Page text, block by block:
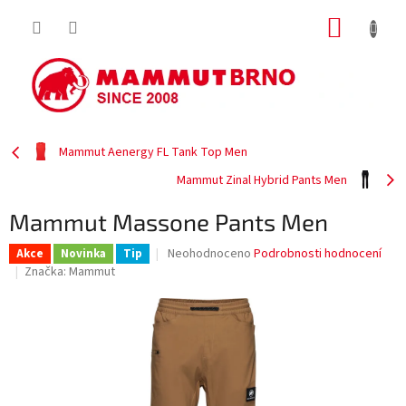
Mammut Aenergy FL Tank Top Men
Mammut Zinal Hybrid Pants Men
Mammut Massone Pants Men
Akce Novinka Tip
Průměrné
je
0,0
hvězdiček.
Neohodnoceno Podrobnosti hodnocení
Značka: Mammut